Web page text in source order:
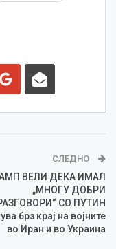
СЛЕДНО
ВЕЛИ ДЕКА ИМАЛ
„МНОГУ ДОБРИ
СО ПУТИН
брз крај на војните
во Иран и во Украина